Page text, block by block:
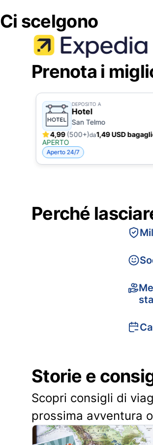
Ci scelgono
Prenota i
DEPOSITO A
Hotel
San Telmo
4,99(500+)da1,49 USD
APERTO
Aperto 24/7
Perché
Storie e
Scopri consigli di
prossima avventura